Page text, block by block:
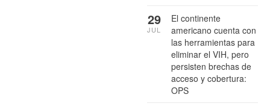
El continente
americano cuenta con
las herramientas para
eliminar el VIH, pero
persisten brechas de
acceso y cobertura:
OPS
29
JUL